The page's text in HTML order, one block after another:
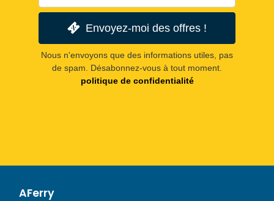
Envoyez-moi des offres !
Nous n'envoyons que des informations utiles, pas
de spam. Désabonnez-vous à tout moment.
politique de confidentialité
AFerry